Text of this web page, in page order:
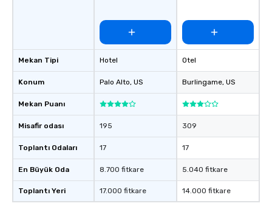
Mekan Tipi
Konum
Mekan Puanı
Misafir odası
Toplantı Odaları
En Büyük Oda
Toplantı Yeri
Hotel
Palo Alto, US
195
17
8.700 fitkare
17.000 fitkare
Otel
Burlingame, US
309
17
5.040 fitkare
14.000 fitkare